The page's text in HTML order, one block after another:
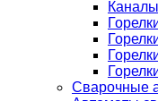
Сварочные